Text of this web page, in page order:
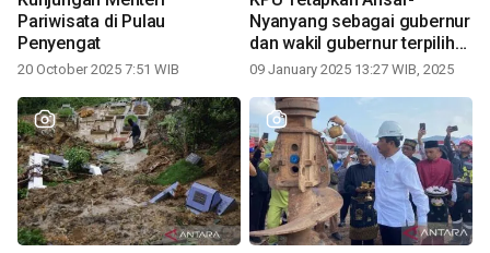
Pariwisata di Pulau
Penyengat
20 October 2025 7:51 WIB
Nyanyang sebagai gubernur
dan wakil gubernur terpilih
periode 2025-2030
09 January 2025 13:27 WIB, 2025